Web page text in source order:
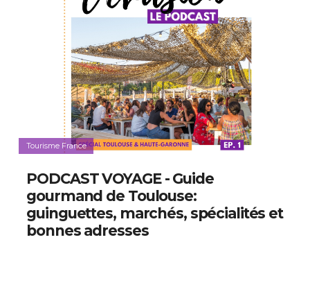
Tourisme France
PODCAST VOYAGE - Guide
gourmand de Toulouse:
guinguettes, marchés, spécialités et
bonnes adresses